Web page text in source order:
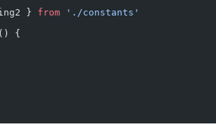
} from './constants'
() {